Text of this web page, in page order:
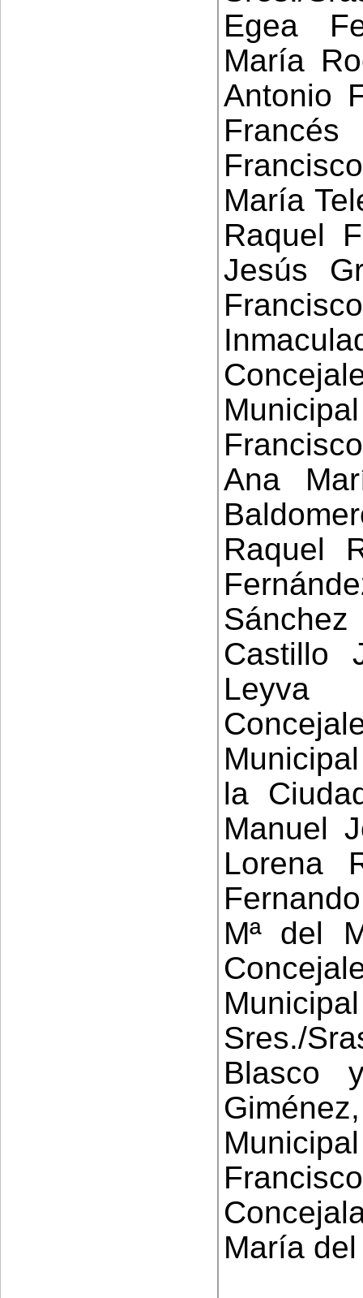
Egea
María
Antonio
María
Raquel
Jesús
Ana
Raquel
Castillo
la
Manuel
Lorena
Mª del
Sres./
Blasco
María